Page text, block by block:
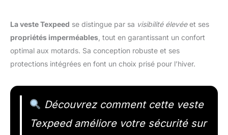
La veste Texpeed se distingue par sa visibilité élevéeet ses
propriétés imperméables , tout en garantissant un confort
optimal aux motards. Sa conception robuste et ses
protections intégrées en font un choix prisé pour l’hiver.
Découvrez comment cette veste
Texpeed améliore votre sécurité sur